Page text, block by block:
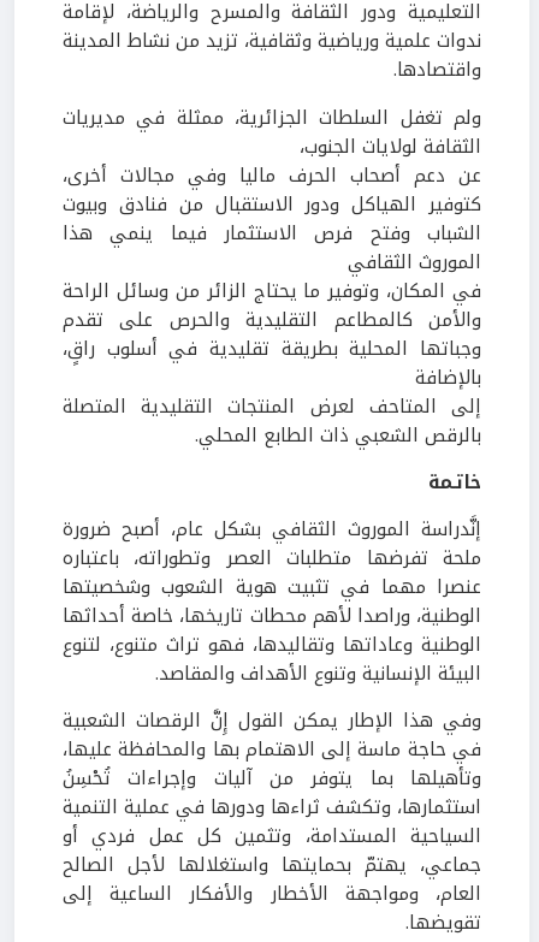
التعليمية ودور الثقافة والمسرح والرياضة، لإقامة
ندوات علمية ورياضية وثقافية، تزيد من نشاط المدينة
واقتصادها.
ولم تغفل السلطات الجزائرية، ممثلة في مديريات
الثقافة لولايات الجنوب،
عن دعم أصحاب الحرف ماليا وفي مجالات أخرى،
كتوفير الهياكل ودور الاستقبال من فنادق وبيوت
الشباب وفتح فرص الاستثمار فيما ينمي هذا
الموروث الثقافي
في المكان، وتوفير ما يحتاج الزائر من وسائل الراحة
والأمن كالمطاعم التقليدية والحرص على تقدم
وجباتها المحلية بطريقة تقليدية في أسلوب راقٍ،
بالإضافة
إلى المتاحف لعرض المنتجات التقليدية المتصلة
بالرقص الشعبي ذات الطابع المحلي.
خاتـمة
إنَّدراسة الموروث الثقافي بشكل عام، أصبح ضرورة
ملحة تفرضها متطلبات العصر وتطوراته، باعتباره
عنصرا مهما في تثبيت هوية الشعوب وشخصيتها
الوطنية، وراصدا لأهم محطات تاريخها، خاصة أحداثها
الوطنية وعاداتها وتقاليدها، فهو تراث متنوع، لتنوع
البيئة الإنسانية وتنوع الأهداف والمقاصد.
وفي هذا الإطار يمكن القول إِنَّ الرقصات الشعبية
في حاجة ماسة إلى الاهتمام بها والمحافظة عليها،
وتأهيلها بما يتوفر من آليات وإجراءات تُحْسِنُ
استثمارها، وتكشف ثراءها ودورها في عملية التنمية
السياحية المستدامة، وتثمين كل عمل فردي أو
جماعي، يهتمّ بحمايتها واستغلالها لأجل الصالح
العام، ومواجهة الأخطار والأفكار الساعية إلى
تقويضها.